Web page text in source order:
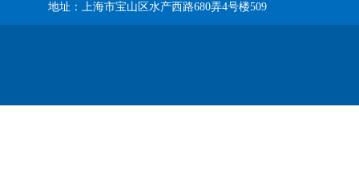
地址：上海市宝山区水产西路680弄4号楼509